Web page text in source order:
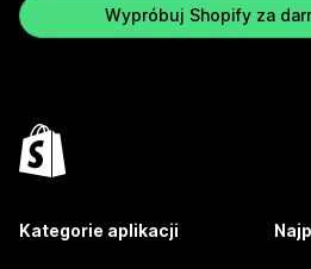
Wypróbuj Shopify za
Kategorie aplikacji